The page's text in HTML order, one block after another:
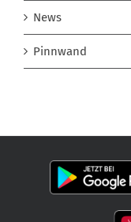
News
Pinnwand